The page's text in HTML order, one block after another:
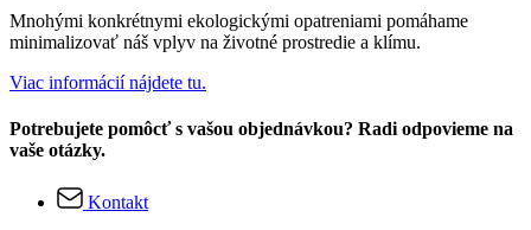
Mnohými konkrétnymi ekologickými opatreniami pomáhame
minimalizovať náš vplyv na životné prostredie a klímu.
Viac informácií nájdete tu.
Potrebujete pomôcť s vašou objednávkou? Radi odpovieme na
vaše otázky.
Kontakt